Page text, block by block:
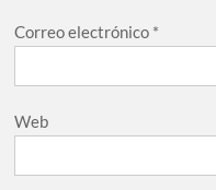
Correo electrónico *
Web